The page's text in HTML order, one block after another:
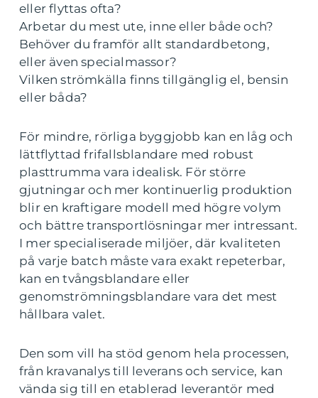
eller flyttas ofta?
Arbetar du mest ute, inne eller både och?
Behöver du framför allt standardbetong,
eller även specialmassor?
Vilken strömkälla finns tillgänglig el, bensin
eller båda?
För mindre, rörliga byggjobb kan en låg och
lättflyttad frifallsblandare med robust
plasttrumma vara idealisk. För större
gjutningar och mer kontinuerlig produktion
blir en kraftigare modell med högre volym
och bättre transportlösningar mer intressant.
I mer specialiserade miljöer, där kvaliteten
på varje batch måste vara exakt repeterbar,
kan en tvångsblandare eller
genomströmningsblandare vara det mest
hållbara valet.
Den som vill ha stöd genom hela processen,
från kravanalys till leverans och service, kan
vända sig till en etablerad leverantör med